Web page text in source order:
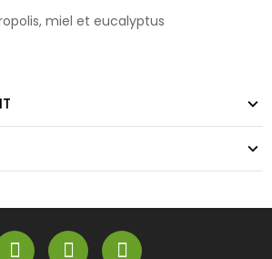
miel et eucalyptus